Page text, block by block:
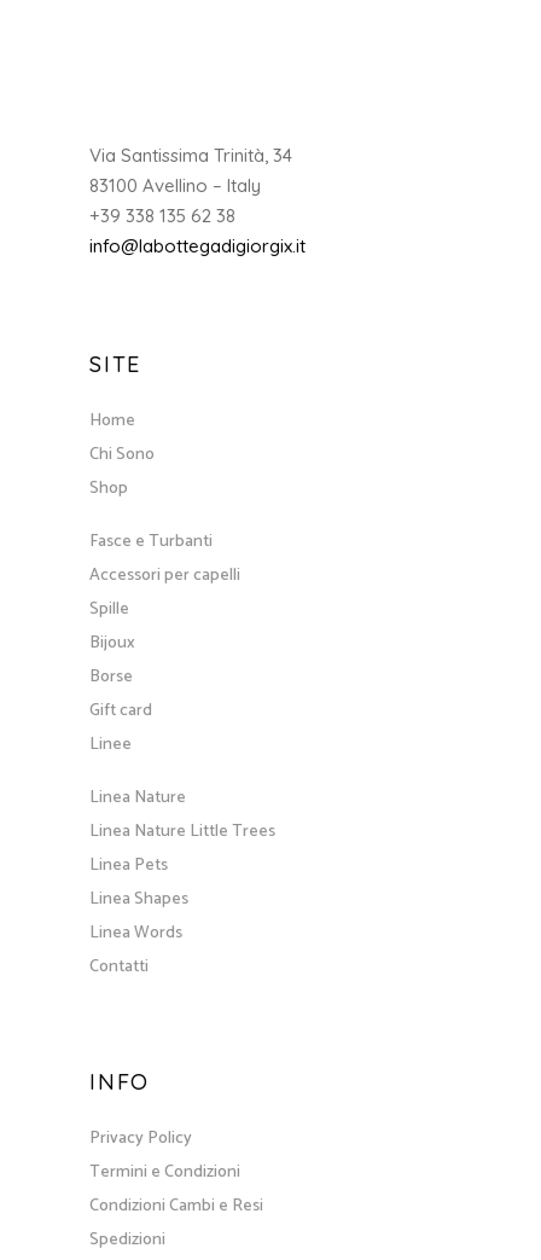
Via Santissima Trinità, 34
83100 Avellino – Italy
+39 338 135 62 38
info@labottegadigiorgix.it
SITE
Home
Chi Sono
Shop
Fasce e Turbanti
Accessori per capelli
Spille
Bijoux
Borse
Gift card
Linee
Linea Nature
Linea Nature Little Trees
Linea Pets
Linea Shapes
Linea Words
Contatti
INFO
Privacy Policy
Termini e Condizioni
Condizioni Cambi e Resi
Spedizioni